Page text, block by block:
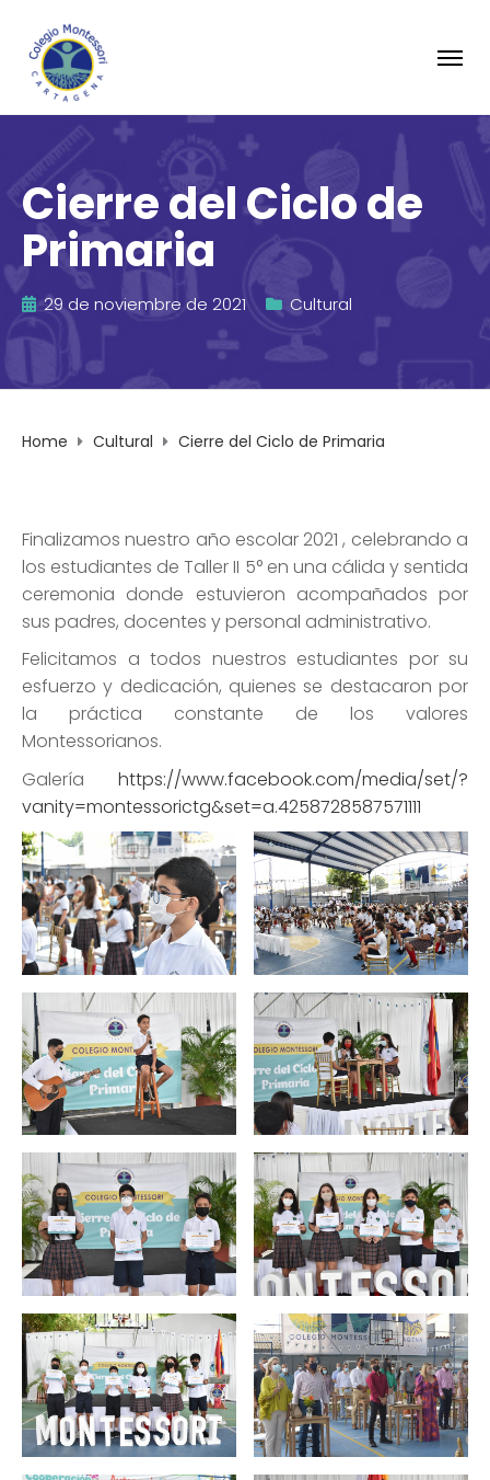
Cierre del Ciclo de
Primaria
29 de noviembre de 2021 Cultural
Home Cultural Cierre del Ciclo de Primaria
Finalizamos nuestro año escolar 2021 , celebrando a
los estudiantes de Taller II 5° en una cálida y sentida
ceremonia donde estuvieron acompañados por
sus padres, docentes y personal administrativo.
Felicitamos a todos nuestros estudiantes por su
esfuerzo y dedicación, quienes se destacaron por
la práctica constante de los valores
Montessorianos.
Galería https://www.facebook.com/media/set/?
vanity=montessorictg&set=a.4258728587571111